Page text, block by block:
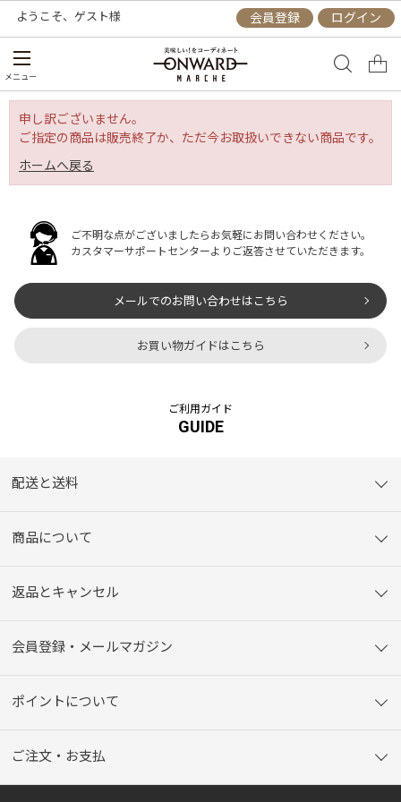
ようこそ、 ゲスト様 会員登録 ログイン
メニュー
申し訳ございません。
ご指定の商品は販売終了か、ただ今お取扱いできない商品です。
ホームへ戻る
ご不明な点がございましたらお気軽にお問い合わせください。
カスタマーサポートセンターよりご返答させていただきます。
メールでのお問い合わせはこちら
お買い物ガイドはこちら
ご利用ガイド
GUIDE
配送と送料
商品について
返品とキャンセル
会員登録・メールマガジン
ポイントについて
ご注文・お支払